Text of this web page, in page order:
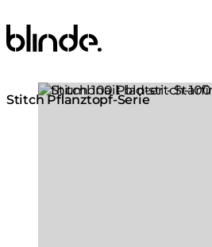
Blinde Design
Über uns
Support
Stitch Pflanztopf-Serie
Loading image...